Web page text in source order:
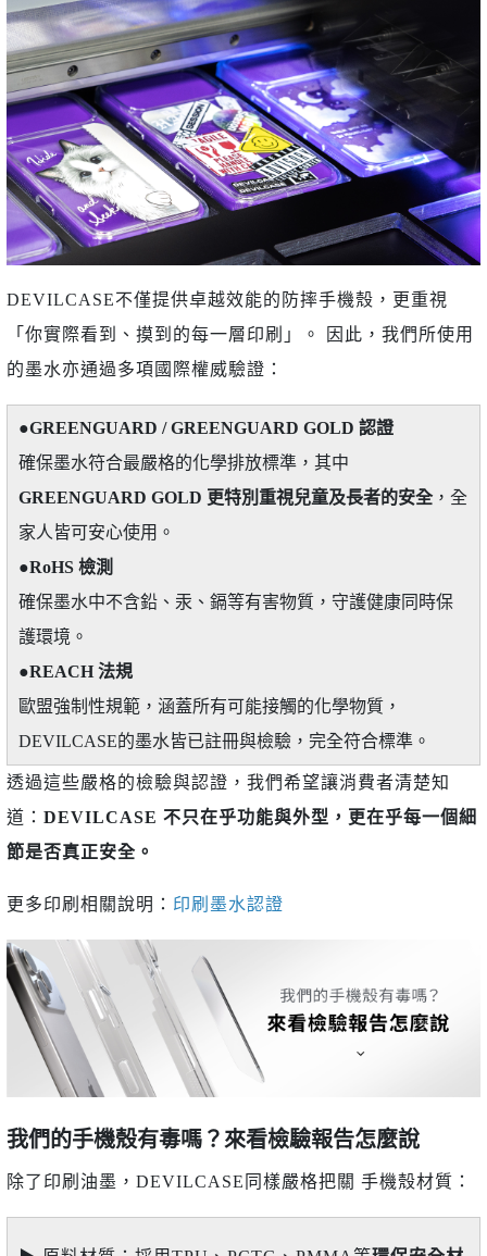
DEVILCASE不僅提供卓越效能的防摔手機殼，更重視
「你實際看到、摸到的每一層印刷」。 因此，我們所使用
的墨水亦通過多項國際權威驗證：
●GREENGUARD / GREENGUARD GOLD 認證
確保墨水符合最嚴格的化學排放標準，其中
GREENGUARD GOLD 更特別重視兒童及長者的安全 ，全
家人皆可安心使用。
●RoHS 檢測
確保墨水中不含鉛、汞、鎘等有害物質，守護健康同時保
護環境。
●REACH 法規
歐盟強制性規範，涵蓋所有可能接觸的化學物質，
DEVILCASE的墨水皆已註冊與檢驗，完全符合標準。
透過這些嚴格的檢驗與認證，我們希望讓消費者清楚知
道： DEVILCASE 不只在乎功能與外型，更在乎每一個細
節是否真正安全。
更多印刷相關說明： 印刷墨水認證
我們的手機殼有毒嗎？來看檢驗報告怎麼說
除了印刷油墨，DEVILCASE同樣嚴格把關 手機殼材質：